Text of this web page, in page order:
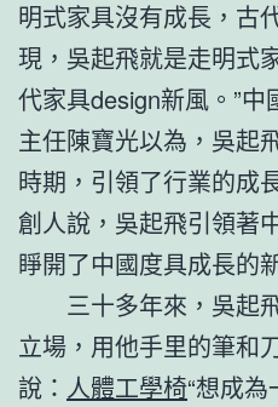
明式家具沒有成長，古
現，吳起飛就是走明式
代家具design新風。”
主任陳寶光以為，吳起
時期，引領了行業的成
創人說，吳起飛引領著
睜開了中國度具成長的
三十多年來，吳起
立場，用他手里的筆和
說： 人體工學椅“想成